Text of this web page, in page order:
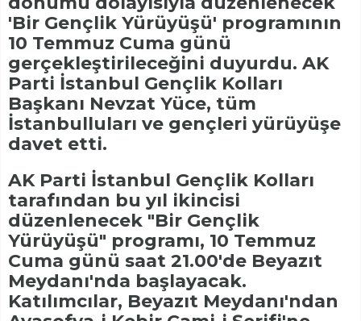
'Bir Gençlik Yürüyüşü' programının
10 Temmuz Cuma günü
gerçekleştirileceğini duyurdu. AK
Parti İstanbul Gençlik Kolları
Başkanı Nevzat Yüce, tüm
İstanbulluları ve gençleri yürüyüşe
davet etti.
AK Parti İstanbul Gençlik Kolları
tarafından bu yıl ikincisi
düzenlenecek "Bir Gençlik
Yürüyüşü" programı, 10 Temmuz
Cuma günü saat 21.00'de Beyazıt
Meydanı'nda başlayacak.
Katılımcılar, Beyazıt Meydanı'ndan